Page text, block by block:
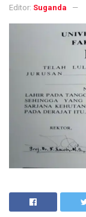
Editor: Suganda